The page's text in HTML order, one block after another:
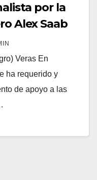
por la
Alex Saab
Veras En
ha requerido y
de apoyo a las